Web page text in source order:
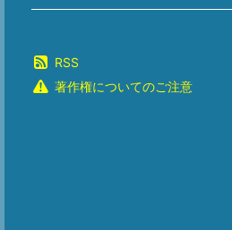
RSS
著作権についてのご注意